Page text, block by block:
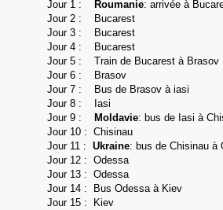
Jour 1 : Roumanie: arrivée à
Jour 2 : Bucarest
Jour 3 :
Bucarest
Jour 4 :
Bucarest
Jour 5 : Train de Bucarest à Brasov
Jour 6 : Brasov
Jour 7 : Bus de Brasov à iasi
Jour 8 : Iasi
Jour 9 :
Moldavie: bus de Iasi à
Jour 10 : Chisinau
Jour 11 : Ukraine: bus de Chisinau à
Jour 12 : Odessa
Jour 13 : Odessa
Jour 14 : Bus Odessa à Kiev
Jour 15 : Kiev